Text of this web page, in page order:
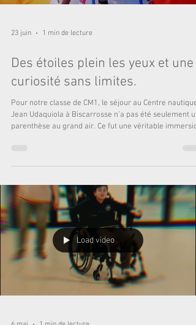
23 juin 1 min de lecture
Des étoiles plein les yeux et une
curiosité sans limites.
Pour notre classe de CM1, le séjour au Centre nautique
Jean Udaquiola à Biscarrosse n’a pas été seulement
parenthèse au grand air. Ce fut une véritable
des modules pédagogiques uniques et des instruments
d'observation de haute précision. Pourquoi est-ce
important
Load video